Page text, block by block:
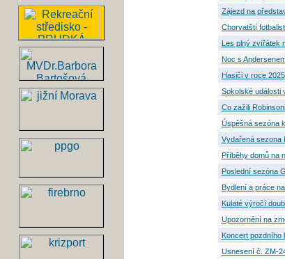
Zájezd na
Chorvatští
Les plný zvířátek
Noc s
Hasiči v roce 2025
Sokolské události
Co zažili
Úspěšná sezóna
Vydařená sezona
Příběhy domů na
Poslední sezóna
Bydlení a práce
Kulaté výročí
Upozornění na
Koncert pozdního
Usnesení č. ZM-